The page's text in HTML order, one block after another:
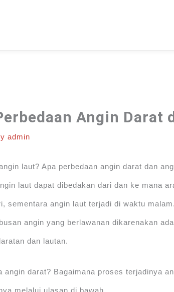
Angin Darat
admin
laut? Apa perbedaan angin darat dan
laut dapat dibedakan dari dan ke mana
sementara angin laut terjadi di waktu
angin yang berlawanan dikarenakan
dan lautan.
angin darat? Bagaimana proses terjadinya
melalui ulasan di bawah.